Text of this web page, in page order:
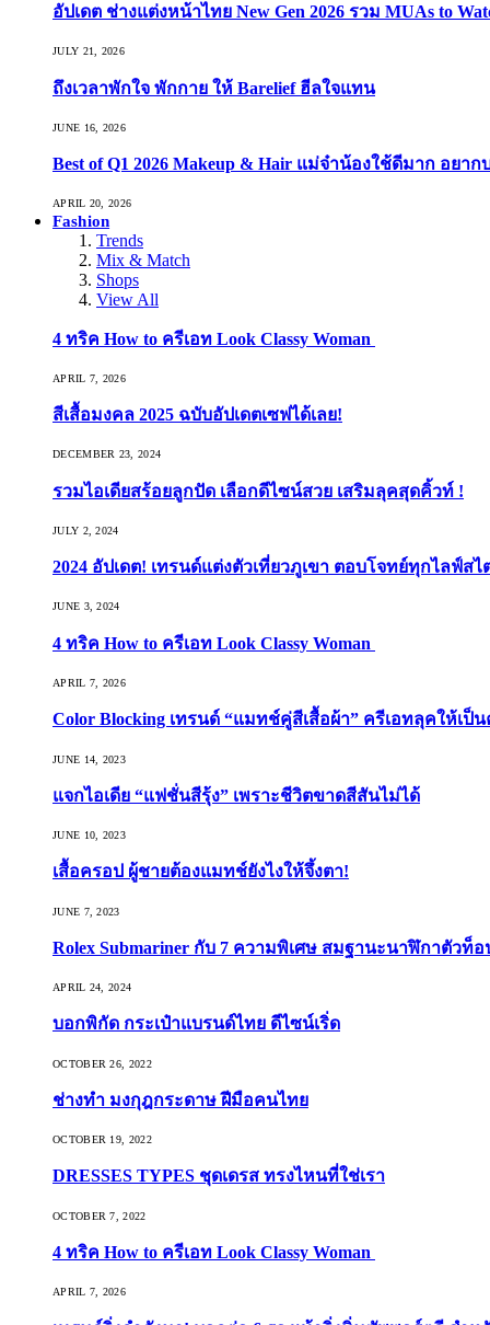
อัปเดต ช่างแต่งหน้าไทย New Gen 2026 รวม MUAs to
JULY 21, 2026
ถึงเวลาพักใจ พักกาย ให้ Barelief ฮีลใจแทน
JUNE 16, 2026
Best of Q1 2026 Makeup & Hair แม่จ๋าน้องใช้ดีมาก อยาก
APRIL 20, 2026
Fashion
Trends
Mix & Match
Shops
View All
4 ทริค How to ครีเอท Look Classy Woman
APRIL 7, 2026
สีเสื้อมงคล 2025 ฉบับอัปเดตเซฟได้เลย!
DECEMBER 23, 2024
รวมไอเดียสร้อยลูกปัด เลือกดีไซน์สวย เสริมลุคสุดคิ้วท์ !
JULY 2, 2024
2024 อัปเดต! เทรนด์แต่งตัวเที่ยวภูเขา ตอบโจทย์ทุกไลฟ์สไ
JUNE 3, 2024
4 ทริค How to ครีเอท Look Classy Woman
APRIL 7, 2026
Color Blocking เทรนด์ “แมทช์คู่สีเสื้อผ้า” ครีเอทลุคให้เป็น
JUNE 14, 2023
แจกไอเดีย “แฟชั่นสีรุ้ง” เพราะชีวิตขาดสีสันไม่ได้
JUNE 10, 2023
เสื้อครอป ผู้ชายต้องแมทช์ยังไงให้จึ้งตา!
JUNE 7, 2023
Rolex Submariner กับ 7 ความพิเศษ สมฐานะนาฬิกาตัวท็
APRIL 24, 2024
บอกพิกัด กระเป๋าแบรนด์ไทย ดีไซน์เริ่ด
OCTOBER 26, 2022
ช่างทำ มงกุฎกระดาษ ฝีมือคนไทย
OCTOBER 19, 2022
DRESSES TYPES ชุดเดรส ทรงไหนที่ใช่เรา
OCTOBER 7, 2022
4 ทริค How to ครีเอท Look Classy Woman
APRIL 7, 2026